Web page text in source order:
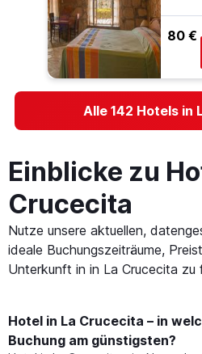
80 €
Alle 142 Hotels in
Einblicke zu
Crucecita
Nutze unsere aktuellen,
ideale Buchungszeiträume,
Unterkunft in in La Crucecita zu
Hotel in La Crucecita – in
Buchung am günstigsten?